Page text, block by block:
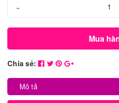
-
Mua
Chia sẻ:
Mô tả